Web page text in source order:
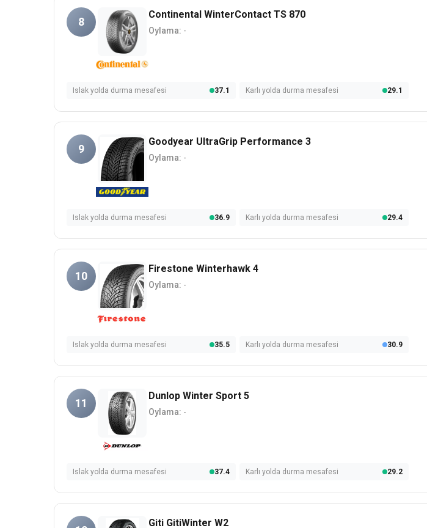
8
Continental WinterContact TS 870
Oylama: -
Islak yolda durma mesafesi 37.1 Karlı yolda durma mesafesi 29.1
9
Goodyear UltraGrip Performance 3
Oylama: -
Islak yolda durma mesafesi 36.9 Karlı yolda durma mesafesi 29.4
10
Firestone Winterhawk 4
Oylama: -
Islak yolda durma mesafesi 35.5 Karlı yolda durma mesafesi 30.9
11
Dunlop Winter Sport 5
Oylama: -
Islak yolda durma mesafesi 37.4 Karlı yolda durma mesafesi 29.2
Giti GitiWinter W2